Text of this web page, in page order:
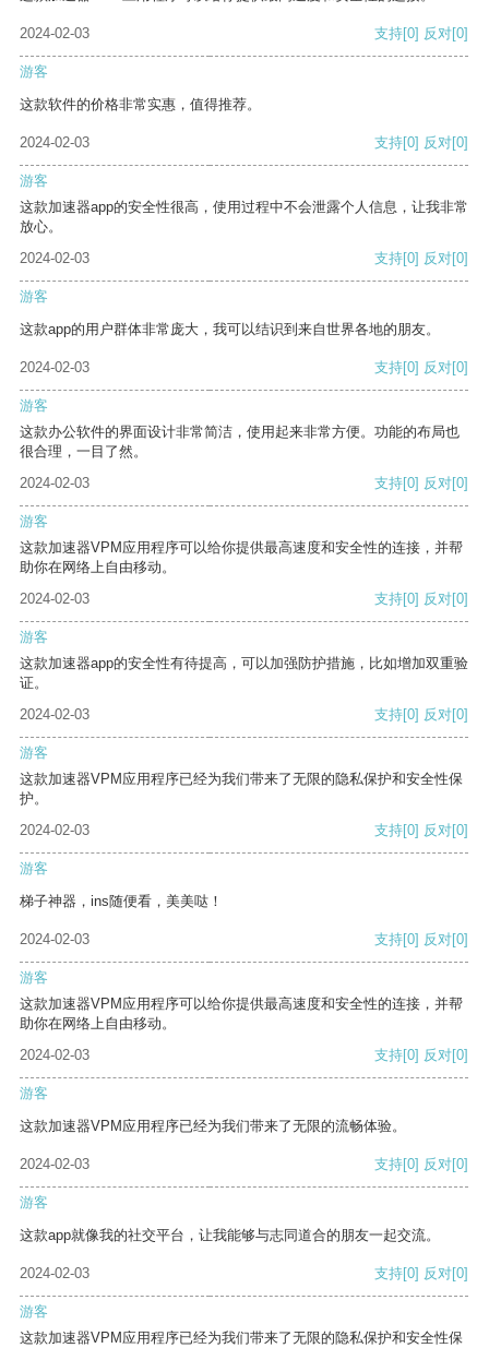
2024-02-03 支持[0] 反对[0]
游客
这款软件的价格非常实惠，值得推荐。
2024-02-03 支持[0] 反对[0]
游客
这款加速器app的安全性很高，使用过程中不会泄露个人信息，让我非常
放心。
2024-02-03
支持[0] 反对[0]
游客
这款app的用户群体非常庞大，我可以结识到来自世界各地的朋友。
2024-02-03 支持[0] 反对[0]
游客
这款办公软件的界面设计非常简洁，使用起来非常方便。功能的布局也
很合理，一目了然。
2024-02-03
支持[0] 反对[0]
游客
这款加速器VPM应用程序可以给你提供最高速度和安全性的连接，并帮
助你在网络上自由移动。
2024-02-03
支持[0] 反对[0]
游客
这款加速器app的安全性有待提高，可以加强防护措施，比如增加双重验
证。
2024-02-03
支持[0] 反对[0]
游客
这款加速器VPM应用程序已经为我们带来了无限的隐私保护和安全性保
护。
2024-02-03
支持[0] 反对[0]
游客
梯子神器，ins随便看，美美哒！
2024-02-03 支持[0] 反对[0]
游客
这款加速器VPM应用程序可以给你提供最高速度和安全性的连接，并帮
助你在网络上自由移动。
2024-02-03
支持[0] 反对[0]
游客
这款加速器VPM应用程序已经为我们带来了无限的流畅体验。
2024-02-03 支持[0] 反对[0]
游客
这款app就像我的社交平台，让我能够与志同道合的朋友一起交流。
2024-02-03 支持[0] 反对[0]
游客
这款加速器VPM应用程序已经为我们带来了无限的隐私保护和安全性保